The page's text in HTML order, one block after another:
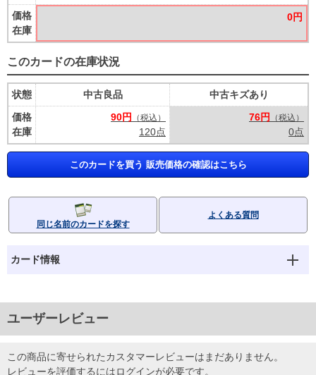
価格
在庫
0円
このカードの在庫状況
状態
価格
在庫
中古良品
90円
（税込）
120点
中古キズあり
76円
（税込）
0点
このカードを買う 販売価格の確認はこちら
同じ名前のカードを探す
よくある質問
カード情報
ユーザーレビュー
この商品に寄せられたカスタマーレビューはまだありません。
レビューを評価するにはログインが必要です。